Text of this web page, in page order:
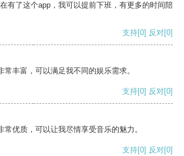
有了这个app，我可以提前下班，有更多的时间陪
支持[0] 反对[0]
常丰富，可以满足我不同的娱乐需求。
支持[0] 反对[0]
常优质，可以让我尽情享受音乐的魅力。
支持[0] 反对[0]